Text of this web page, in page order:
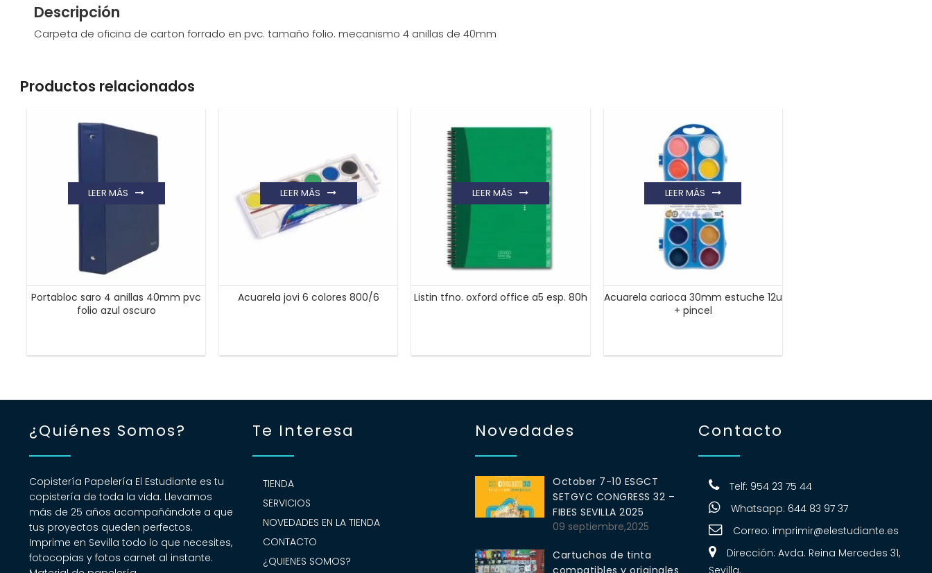
Descripción
Carpeta de oficina de carton forrado en pvc. tamaño folio. mecanismo 4 anillas de 40mm
Productos relacionados
Portabloc saro 4 anillas 40mm pvc
folio azul oscuro
LEER MÁS
Acuarela jovi 6 colores 800/6
LEER MÁS
Listin tfno. oxford office a5 esp. 80h
LEER MÁS
Acuarela carioca 30mm estuche 12u
+ pincel
LEER MÁS
¿Quiénes Somos?
Copistería Papelería El Estudiante es tu
copistería de toda la vida. Llevamos
más de 25 años acompañándote a que
tus proyectos queden perfectos.
Imprime en Sevilla todo lo que necesites,
fotocopias y fotos carnet al instante.
Te Interesa
TIENDA
SERVICIOS
NOVEDADES EN LA TIENDA
CONTACTO
¿QUIENES SOMOS?
Novedades
October 7-10 ESGCT
SETGYC CONGRESS 32 –
FIBES SEVILLA 2025
09 septiembre,2025
Cartuchos de tinta
Contacto
Telf: 954 23 75 44
Whatsapp: 644 83 97 37
Correo: imprimir@elestudiante.es
Dirección: Avda. Reina Mercedes 31,